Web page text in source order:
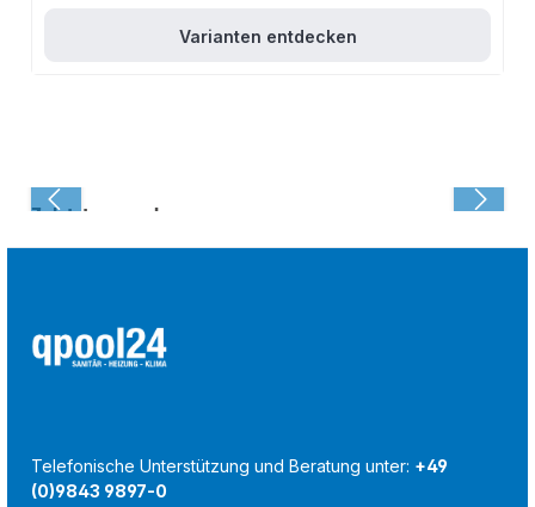
Varianten entdecken
Zuletzt angesehen:
Telefonische Unterstützung und Beratung unter: +49
(0)9843 9897-0